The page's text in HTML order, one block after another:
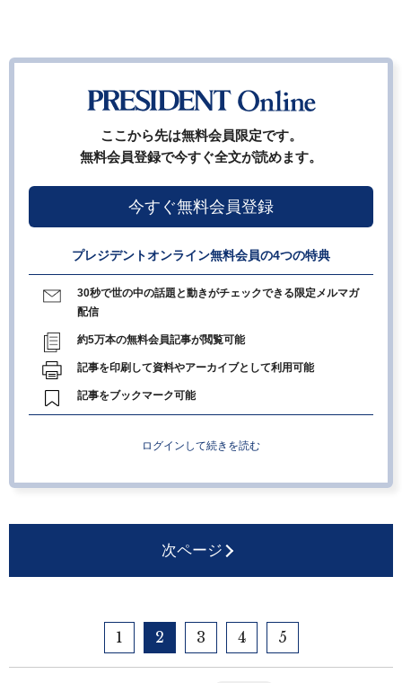
ここから先は無料会員限定です。
無料会員登録で今すぐ全文が読めます。
今すぐ無料会員登録
プレジデントオンライン無料会員の4つの特典
30秒で世の中の話題と動きがチェックできる限定メルマガ
配信
約5万本の無料会員記事が閲覧可能
記事を印刷して資料やアーカイブとして利用可能
記事をブックマーク可能
ログインして続きを読む
次ページ
1 2 3 4 5